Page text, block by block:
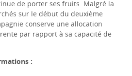
de porter ses fruits. Malgré la
sur le début du deuxième
conserve une allocation
par rapport à sa capacité de
: